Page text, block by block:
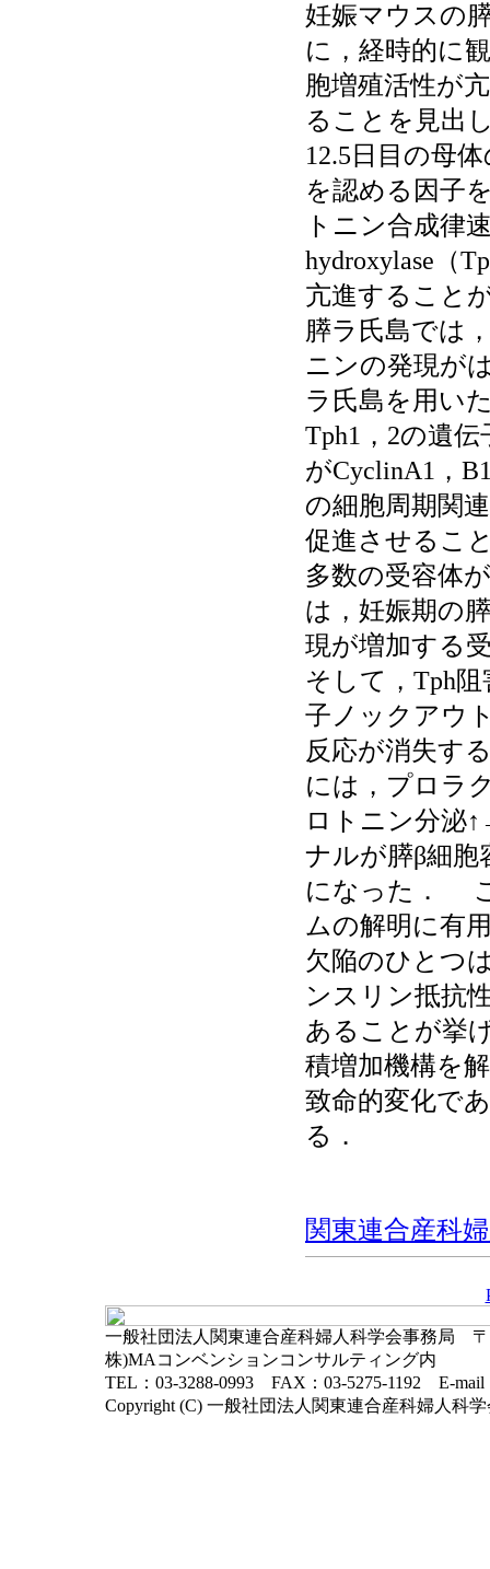
妊娠マウスの
に，経時的に
胞増殖活性が
ることを見出
12.5日目の母
を認める因子
トニン合成律
hydroxylase（
亢進すること
膵ラ氏島では
ニンの発現が
ラ氏島を用い
Tph1，2の遺
がCyclinA1，
の細胞周期関
促進させるこ
多数の受容体
は，妊娠期の
現が増加する
そして，Tph
子ノックアウ
反応が消失す
には，プロラ
ロトニン分泌
ナルが膵β細胞
になった．
ムの解明に有
欠陥のひとつ
ンスリン抵抗
あることが挙
積増加機構を
致命的変化で
る．
関東連合産科
一般社団法人関東連合産科婦人科学会事務局 〒
株)MAコンベンションコンサルティング内
TEL：03-3288-0993 FAX：03-5275-1192 E-mail
Copyright (C) 一般社団法人関東連合産科婦人科